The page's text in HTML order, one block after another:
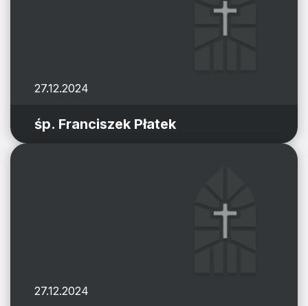
27.12.2024
śp. Franciszek Płatek
27.12.2024